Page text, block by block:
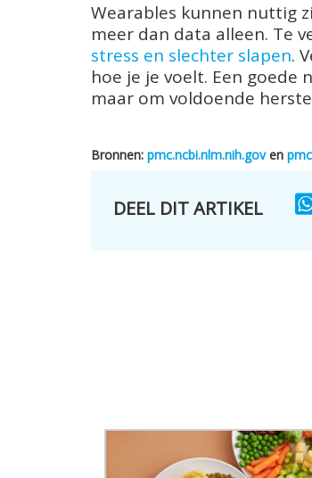
Wearables kunnen nuttig
meer dan data alleen. Te
stress en slechter slapen.
hoe je je voelt. Een
maar om voldoende
Bronnen: pmc.ncbi.nlm.nih.goven
DEEL DIT ARTIKEL